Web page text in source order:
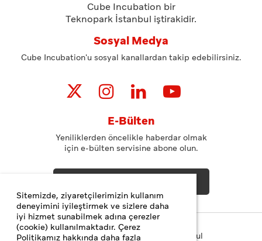
Sitemizde, ziyaretçilerimizin kullanım
deneyimini iyileştirmek ve sizlere daha
iyi hizmet sunabilmek adına çerezler
(cookie) kullanılmaktadır. Çerez
Politikamız hakkında daha fazla
Cube Incubation bir
Teknopark İstanbul iştirakidir.
Sosyal Medya
Cube Incubation'u sosyal kanallardan takip edebilirsiniz.
E-Bülten
Yeniliklerden öncelikle haberdar olmak
için e-bülten servisine abone olun.
Copyright© 2023 Teknopark İstanbul